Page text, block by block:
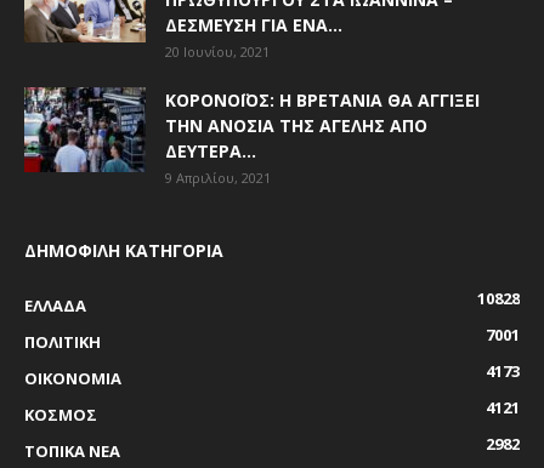
ΔΈΣΜΕΥΣΗ ΓΙΑ ΈΝΑ...
20 Ιουνίου, 2021
ΚΟΡΟΝΟΪΌΣ: Η ΒΡΕΤΑΝΊΑ ΘΑ ΑΓΓΊΞΕΙ
ΤΗΝ ΑΝΟΣΊΑ ΤΗΣ ΑΓΈΛΗΣ ΑΠΌ
ΔΕΥΤΈΡΑ...
9 Απριλίου, 2021
ΔΗΜΟΦΙΛΗ ΚΑΤΗΓΟΡΙΑ
ΕΛΛΑΔΑ
10828
ΠΟΛΙΤΙΚΗ
7001
ΟΙΚΟΝΟΜΙΑ
4173
ΚΟΣΜΟΣ
4121
ΤΟΠΙΚΑ ΝΕΑ
2982